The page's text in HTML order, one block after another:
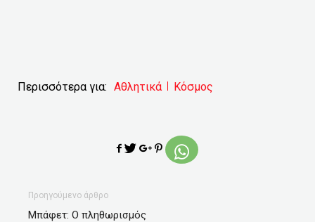
Περισσότερα για: Αθλητικά Κόσμος
Προηγούμενο άρθρο
Μπάφετ: Ο πληθωρισμός